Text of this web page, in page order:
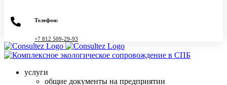
Телефон:
+7 812 509-29-93
услуги
общие документы на предприятии